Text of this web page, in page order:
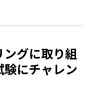
グに取り組
にチャレン